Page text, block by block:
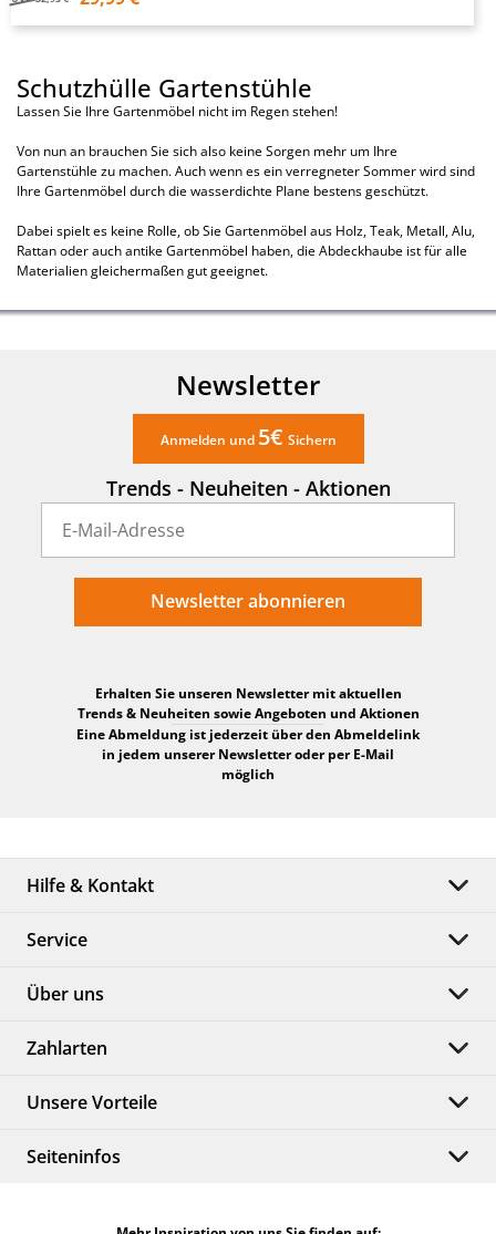
Schutzhülle Gartenstühle
Lassen Sie Ihre Gartenmöbel nicht im Regen stehen!
Von nun an brauchen Sie sich also keine Sorgen mehr um Ihre
Gartenstühle zu machen. Auch wenn es ein verregneter Sommer wird sind
Ihre Gartenmöbel durch die wasserdichte Plane bestens geschützt.
Dabei spielt es keine Rolle, ob Sie Gartenmöbel aus Holz, Teak, Metall, Alu,
Rattan oder auch antike Gartenmöbel haben, die Abdeckhaube ist für alle
Materialien gleichermaßen gut geeignet.
Newsletter
Anmelden und 5€ Sichern
Trends - Neuheiten - Aktionen
Newsletter abonnieren
Erhalten Sie unseren Newsletter mit aktuellen
Trends & Neuheiten sowie Angeboten und Aktionen
Eine Abmeldung ist jederzeit über den Abmeldelink
in jedem unserer Newsletter oder per E-Mail
möglich
Hilfe & Kontakt
Service
Über uns
Zahlarten
Unsere Vorteile
Seiteninfos